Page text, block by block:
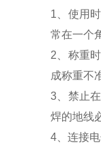
1、使用
常在一个
2、称重
成称重不
3、禁止
焊的地线
4、连接